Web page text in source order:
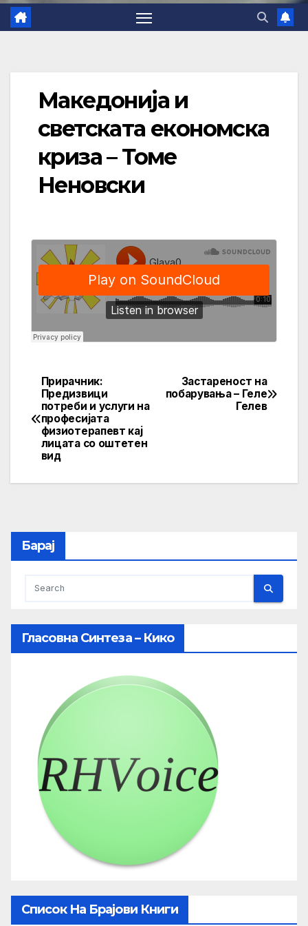
Македонија и
светската економска
криза – Томе
Неновски
Post
navigation
Застареност на
побарувања – Геле
Гелев
Прирачник:
Предизвици
потреби и услуги на
професијата
физиотерапевт кај
лицата со оштетен
вид
Барај
Гласовна Синтеза – Кико
Список На Брајови Книги